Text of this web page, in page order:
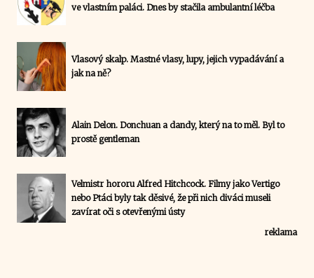
ve vlastním paláci. Dnes by stačila ambulantní léčba
Vlasový skalp. Mastné vlasy, lupy, jejich vypadávání a
jak na ně?
Alain Delon. Donchuan a dandy, který na to měl. Byl to
prostě gentleman
Velmistr hororu Alfred Hitchcock. Filmy jako Vertigo
nebo Ptáci byly tak děsivé, že při nich diváci museli
zavírat oči s otevřenými ústy
reklama